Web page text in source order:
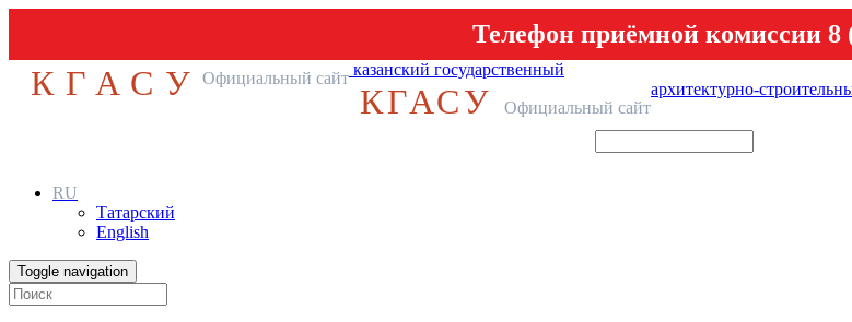
Телефон приёмной комиссии 8
КГАСУ Официальный сайт казанский государственный
архитектурно-
КГАСУ Официальный сайт
RU
Татарский
English
Toggle navigation